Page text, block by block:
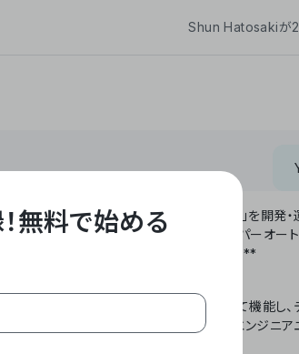
Shun Hatosakiが
ビジネスオートメーションSaaS「Yoom」を開発・
どの技術をノーコードで組み合わせたハイパーオート
クを自動化するサービスを提供しています。**
「Yoom」**: SaaS連携データベースとして機能し、
書処理、日報作成などの業務を自動化。非エンジニ
無料で始める